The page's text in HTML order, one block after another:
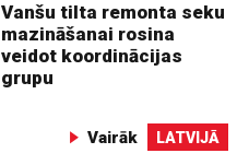
Vanšu tilta remonta seku
mazināšanai rosina
veidot koordinācijas
grupu
Vairāk LATVIJĀ